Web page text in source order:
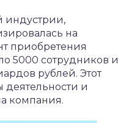
индустрии,
на
приобретения
5000 сотрудников и
рублей. Этот
и
компания.